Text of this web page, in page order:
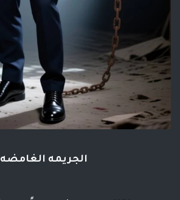
الجريمه الغامضه